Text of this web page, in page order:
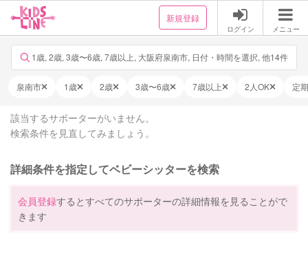
新規登録
ログイン メニュー
1歳, 2歳, 3歳〜6歳, 7歳以上, 大阪府泉南市, 日付・時間を選択, 他14件
泉南市 1歳 2歳 3歳〜6歳 7歳以上 2人OK 定
該当するサポーターがいません。
検索条件を見直してみましょう。
詳細条件を指定してベビーシッターを検索
会員登録するとすべてのサポーターの詳細情報を見ることがで
きます